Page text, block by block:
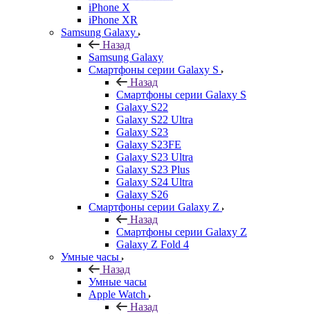
iPhone X
iPhone XR
Samsung Galaxy
Назад
Samsung Galaxy
Смартфоны серии Galaxy S
Назад
Смартфоны серии Galaxy S
Galaxy S22
Galaxy S22 Ultra
Galaxy S23
Galaxy S23FE
Galaxy S23 Ultra
Galaxy S23 Plus
Galaxy S24 Ultra
Galaxy S26
Смартфоны серии Galaxy Z
Назад
Смартфоны серии Galaxy Z
Galaxy Z Fold 4
Умные часы
Назад
Умные часы
Apple Watch
Назад